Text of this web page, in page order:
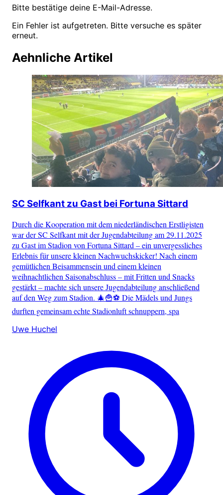
Bitte bestätige deine E-Mail-Adresse.
Ein Fehler ist aufgetreten. Bitte versuche es später
erneut.
Aehnliche Artikel
SC Selfkant zu Gast bei Fortuna Sittard
Durch die Kooperation mit dem niederländischen Erstligisten
war der SC Selfkant mit der Jugendabteilung am 29.11.2025
zu Gast im Stadion von Fortuna Sittard – ein unvergessliches
Erlebnis für unsere kleinen Nachwuchskicker! Nach einem
gemütlichen Beisammensein und einem kleinen
weihnachtlichen Saisonabschluss – mit Fritten und Snacks
gestärkt – machte sich unsere Jugendabteilung anschließend
auf den Weg zum Stadion. 🎄🍟⚽ Die Mädels und Jungs
durften gemeinsam echte Stadionluft schnuppern, spa
Uwe Huchel